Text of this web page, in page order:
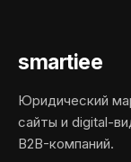
smartiee
Юридический
сайты и digital-
B2B-компаний.